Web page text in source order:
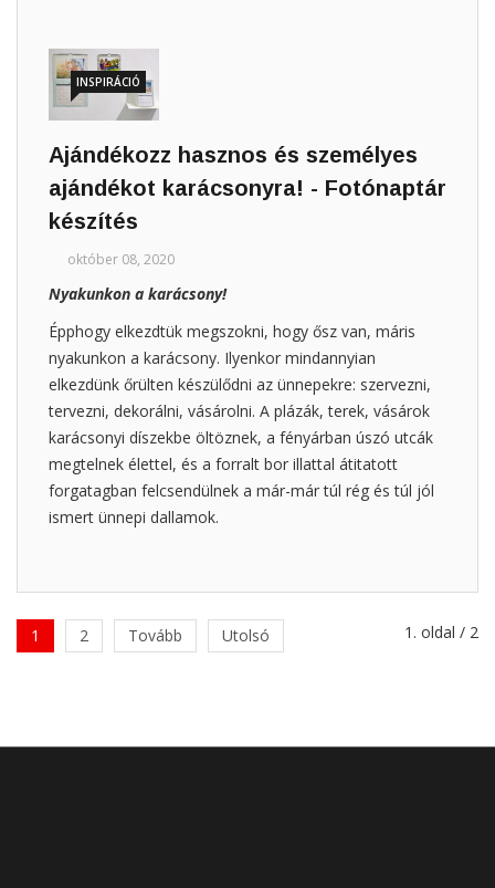
INSPIRÁCIÓ
Ajándékozz hasznos és személyes
ajándékot karácsonyra! - Fotónaptár
készítés
október 08, 2020
Nyakunkon a karácsony!
Épphogy elkezdtük megszokni, hogy ősz van, máris
nyakunkon a karácsony. Ilyenkor mindannyian
elkezdünk őrülten készülődni az ünnepekre: szervezni,
tervezni, dekorálni, vásárolni. A plázák, terek, vásárok
karácsonyi díszekbe öltöznek, a fényárban úszó utcák
megtelnek élettel, és a forralt bor illattal átitatott
forgatagban felcsendülnek a már-már túl rég és túl jól
ismert ünnepi dallamok.
1 2 Tovább Utolsó 1. oldal / 2